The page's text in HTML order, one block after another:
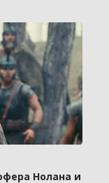
Нолана и